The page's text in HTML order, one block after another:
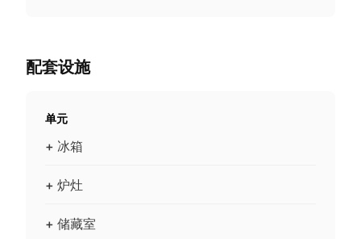
配套设施
单元
+ 冰箱
+ 炉灶
+ 储藏室